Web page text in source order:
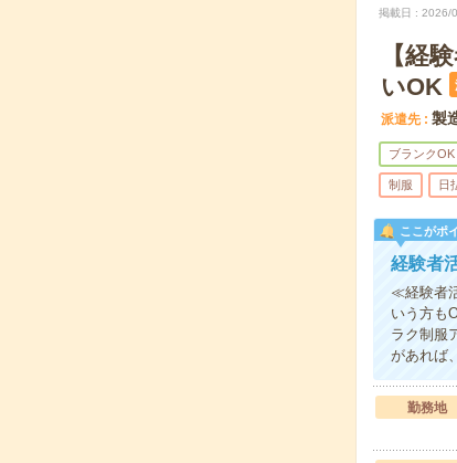
掲載日 2026/
【経
いOK
派遣先 製
ブランクOK
制服 日
ここがポ
経験者
≪経験者
いう方も
ラク制服
があれば
勤務地